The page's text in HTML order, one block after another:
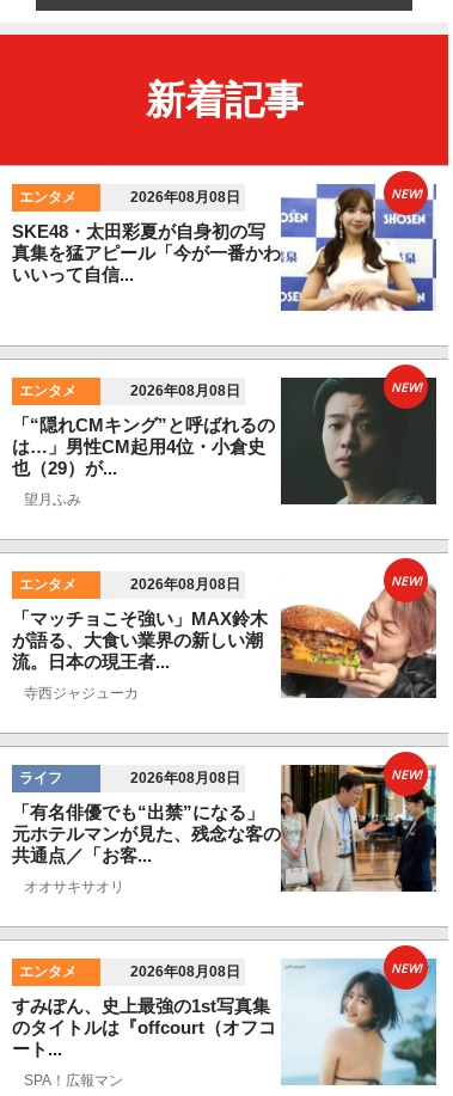
新着記事
エンタメ 2026年08月08日
SKE48・太田彩夏が自身初の写
真集を猛アピール「今が一番かわ
いいって自信...
NEW!
エンタメ 2026年08月08日
「“隠れCMキング”と呼ばれるの
は…」男性CM起用4位・小倉史
也（29）が...
望月ふみ
NEW!
エンタメ 2026年08月08日
「マッチョこそ強い」MAX鈴木
が語る、大食い業界の新しい潮
流。日本の現王者...
寺西ジャジューカ
NEW!
ライフ 2026年08月08日
「有名俳優でも“出禁”になる」
元ホテルマンが見た、残念な客の
共通点／「お客...
オオサキサオリ
NEW!
エンタメ 2026年08月08日
すみぽん、史上最強の1st写真集
のタイトルは『offcourt（オフコ
ート...
SPA！広報マン
NEW!